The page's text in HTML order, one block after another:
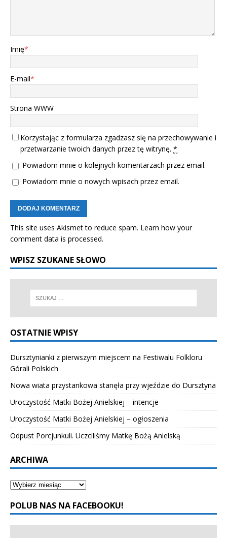
Imię*
E-mail*
Strona WWW
Korzystając z formularza zgadzasz się na przechowywanie i
przetwarzanie twoich danych przez tę witrynę. *
Powiadom mnie o kolejnych komentarzach przez email.
Powiadom mnie o nowych wpisach przez email.
This site uses Akismet to reduce spam. Learn how your
comment data is processed.
WPISZ SZUKANE SŁOWO
OSTATNIE WPISY
Dursztynianki z pierwszym miejscem na Festiwalu Folkloru
Górali Polskich
Nowa wiata przystankowa stanęła przy wjeździe do Dursztyna
Uroczystość Matki Bożej Anielskiej – intencje
Uroczystość Matki Bożej Anielskiej – ogłoszenia
Odpust Porcjunkuli. Uczciliśmy Matkę Bożą Anielską
ARCHIWA
POLUB NAS NA FACEBOOKU!